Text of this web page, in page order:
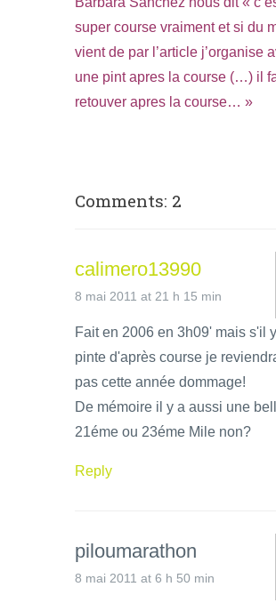
super course vraiment et si du
vient de par l’article j’organise
une pint apres la course (…) il
retouver apres la course… »
Comments: 2
calimero13990
8 mai 2011 at 21 h 15 min
Fait en 2006 en 3h09' mais s'il
pinte d'après course je
pas cette année dommage!
De mémoire il y a aussi une
21éme ou 23éme Mile non?
Reply
piloumarathon
8 mai 2011 at 6 h 50 min